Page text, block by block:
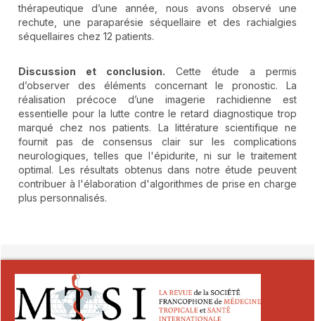
thérapeutique d’une année, nous avons observé une
rechute, une paraparésie séquellaire et des rachialgies
séquellaires chez 12 patients.
Discussion et conclusion. Cette étude a permis
d’observer des éléments concernant le pronostic. La
réalisation précoce d’une imagerie rachidienne est
essentielle pour la lutte contre le retard diagnostique trop
marqué chez nos patients. La littérature scientifique ne
fournit pas de consensus clair sur les complications
neurologiques, telles que l'épidurite, ni sur le traitement
optimal. Les résultats obtenus dans notre étude peuvent
contribuer à l'élaboration d'algorithmes de prise en charge
plus personnalisés.